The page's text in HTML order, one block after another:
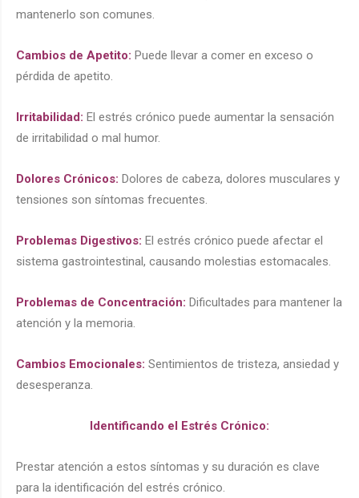
mantenerlo son comunes.
Cambios de Apetito: Puede llevar a comer en exceso o
pérdida de apetito.
Irritabilidad: El estrés crónico puede aumentar la sensación
de irritabilidad o mal humor.
Dolores Crónicos: Dolores de cabeza, dolores musculares y
tensiones son síntomas frecuentes.
Problemas Digestivos: El estrés crónico puede afectar el
sistema gastrointestinal, causando molestias estomacales.
Problemas de Concentración: Dificultades para mantener la
atención y la memoria.
Cambios Emocionales: Sentimientos de tristeza, ansiedad y
desesperanza.
Identificando el Estrés Crónico:
Prestar atención a estos síntomas y su duración es clave
para la identificación del estrés crónico.